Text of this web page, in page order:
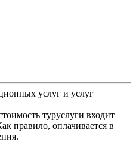
услуг и услуг
туруслуги входит
правило, оплачивается в